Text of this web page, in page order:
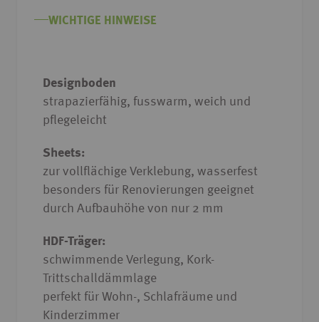
springenWICHTIGE HINWEISE
Designboden
strapazierfähig, fusswarm, weich und
pflegeleicht
Sheets:
zur vollflächige Verklebung, wasserfest
besonders für Renovierungen geeignet
durch Aufbauhöhe von nur 2 mm
HDF-Träger:
schwimmende Verlegung, Kork-
Trittschalldämmlage
perfekt für Wohn-, Schlafräume und
Kinderzimmer